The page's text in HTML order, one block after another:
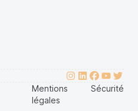
Mentions
légales
Sécurité